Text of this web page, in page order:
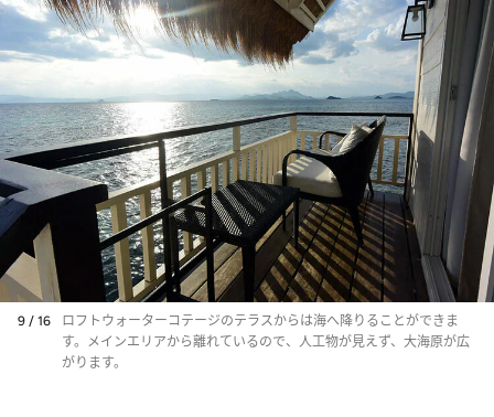
9 / 16
ロフトウォーターコテージのテラスからは海へ降りることができま
す。メインエリアから離れているので、人工物が見えず、大海原が広
がります。